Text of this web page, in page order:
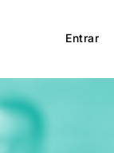
Entrar